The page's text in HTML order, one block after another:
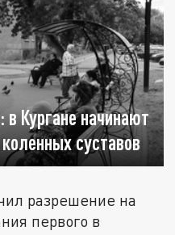
Кургане начинают
суставов
разрешение на
первого в